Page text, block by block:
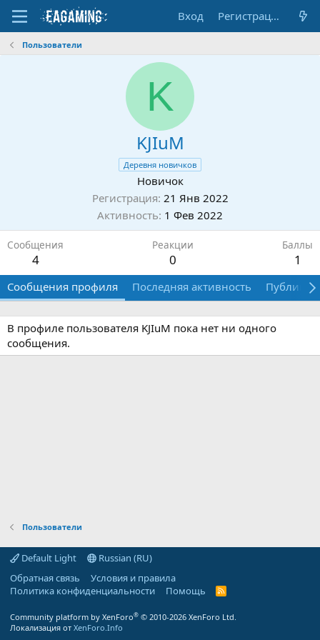
Вход Регистрация
Пользователи
K
KJIuM
Деревня новичков
Новичок
Регистрация 21 Янв 2022
Активность 1 Фев 2022
Сообщения
4
Реакции
0
Баллы
1
Сообщения профиля Последняя активность
В профиле пользователя KJIuM пока нет ни одного
сообщения.
Пользователи
Default Light
Russian (RU)
Обратная связь
Условия и правила
Политика конфиденциальности
Помощь
R
Community platform by XenForo® © 2010-2026 XenForo Ltd.
Локализация от XenForo.Info